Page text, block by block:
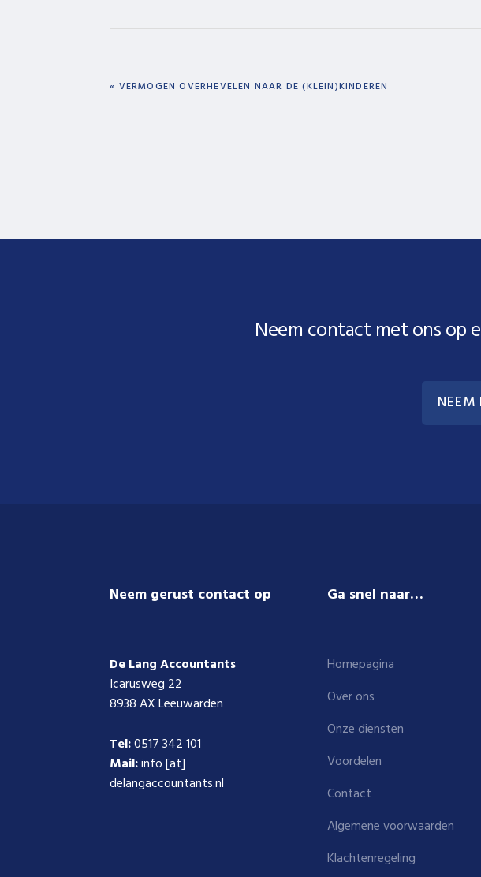
PREVIOUS
« VERMOGEN OVERHEVELEN NAAR DE (KLEIN)KINDEREN
Neem contact met ons op
Neem gerust contact op
De Lang Accountants
Icarusweg 22
8938 AX Leeuwarden
Tel:0517 342 101
Mail:info [at]
delangaccountants.nl
Ga snel naar…
Homepagina
Over ons
Onze diensten
Voordelen
Contact
Algemene voorwaarden
Klachtenregeling